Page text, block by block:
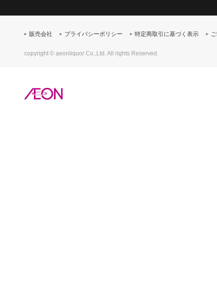
販売会社 プライバシーポリシー 特定商取引に基づく表示
copyright © aeonliquor Co.,Ltd. All rights Reserved.